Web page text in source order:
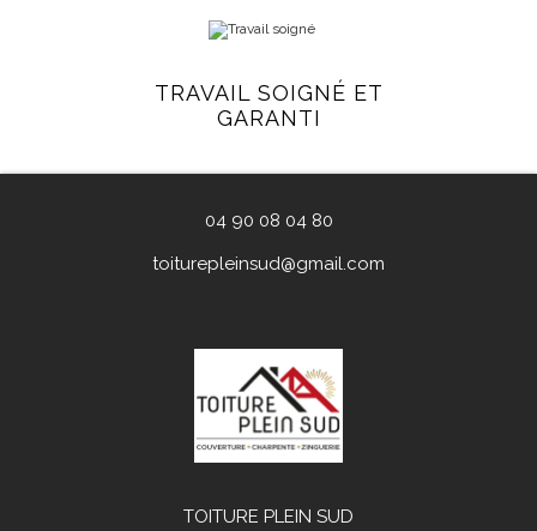
TRAVAIL SOIGNÉ ET
GARANTI
04 90 08 04 80
toiturepleinsud@gmail.com
TOITURE PLEIN SUD